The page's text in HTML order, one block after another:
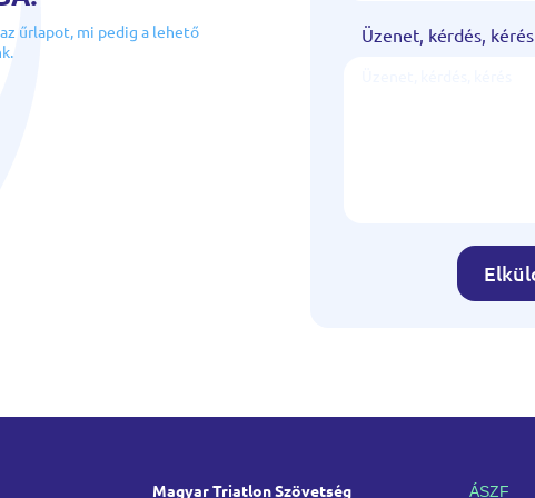
űrlapot, mi pedig a lehető
Üzenet, kérdés, kérés
Magyar Triatlon Szövetség ÁSZF